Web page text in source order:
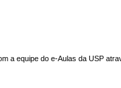
a equipe do e-Aulas da USP